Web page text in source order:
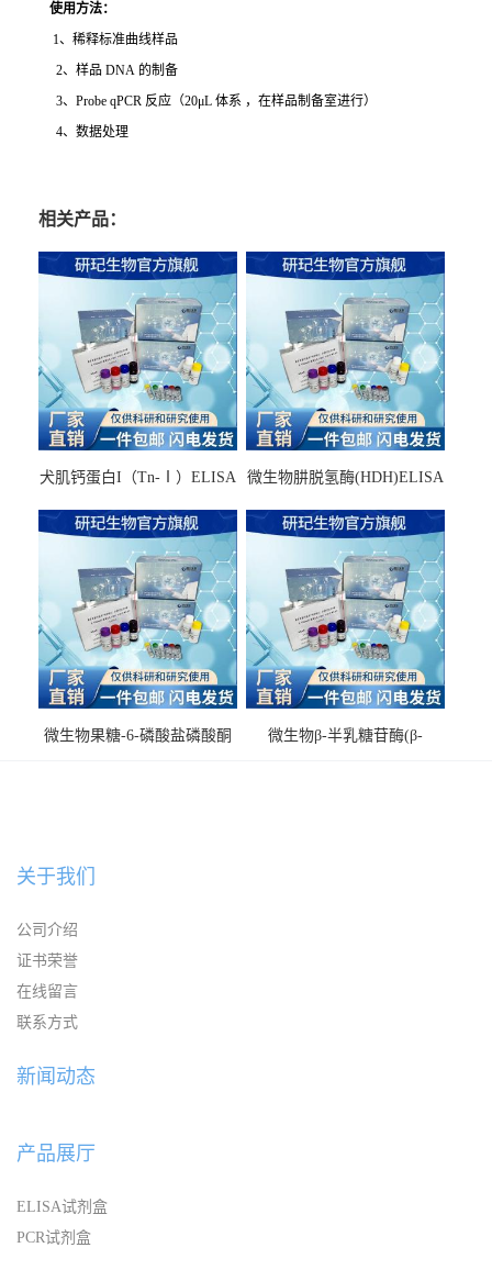
使用方法：
1、稀释标准曲线样品
2、样品 DNA 的制备
3、Probe qPCR 反应（20μL 体系 ，在样品制备室进行）
4、数据处理
相关产品：
犬肌钙蛋白I（Tn-Ⅰ）ELISA
微生物肼脱氢酶(HDH)ELISA
微生物果糖-6-磷酸盐磷酸酮
微生物β-半乳糖苷酶(β-
关于我们
公司介绍
证书荣誉
在线留言
联系方式
新闻动态
产品展厅
ELISA试剂盒
PCR试剂盒